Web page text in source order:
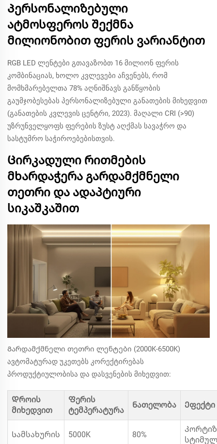
Პერსონალიზებული
ატმოსფეროს შექმნა
მილიონობით ფერის ვარიანტით
RGB LED ლენტები გთავაზობთ 16 მილიონ ფერის
კომბინაციას, ხოლო კვლევები აჩვენებს, რომ
მომხმარებელთა 78% აღნიშნავს განწყობის
გაუმჯობესებას პერსონალიზებული განათების მიხედვით
(განათების კვლევის ცენტრი, 2023). მაღალი CRI (>90)
უზრუნველყოფს ფერების ზუსტ აღქმას სავაჭრო და
სასტუმრო საჭიროებებისთვის.
Ცირკადული რითმების
მხარდაჭერა გარდამქმნელი
თეთრი და ადაპტიური
სიკაშკაშით
Გარდამქმნელი თეთრი ლენტები (2000K-6500K)
ავტომატურად უკეთებს კორექტირებას
პროდუქტიულობისა და დასვენების მიხედვით:
Დროის
მიხედვით
Ფერის
ტემპერატურა
Ნათელობა Ეფექტი
Სამსახურის 5000K 80%